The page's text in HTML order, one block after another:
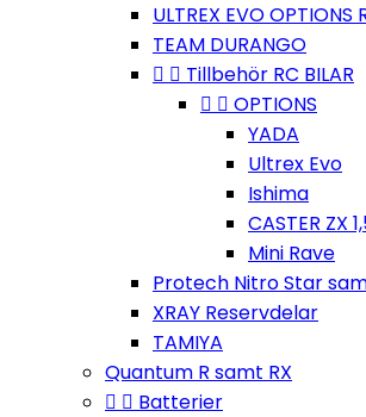
ULTREX EVO
TEAM DURANGO
  Tillbehör RC BILAR
  OPTIONS
YADA
Ultrex Evo
Ishima
CASTER ZX
Mini Rave
Protech Nitro Star
XRAY Reservdelar
TAMIYA
Quantum R samt RX
  Batterier